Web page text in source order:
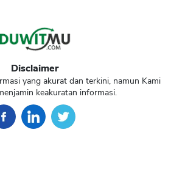
Disclaimer
yang akurat dan terkini, namun Kami
keakuratan informasi.